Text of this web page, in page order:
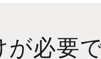
が必要